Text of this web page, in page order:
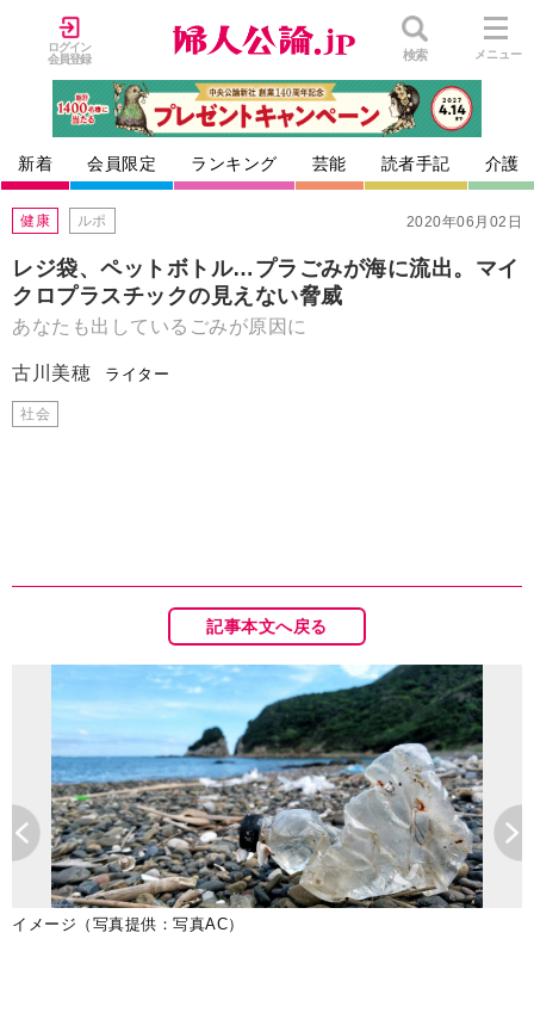
ログイン
会員登録
検索 メニュー
新着 会員限定 ランキング 芸能 読者手記 介護
2020年06月02日
健康 ルポ
レジ袋、ペットボトル…プラごみが海に流出。マイ
クロプラスチックの見えない脅威
あなたも出しているごみが原因に
古川美穂 ライター
社会
記事本文へ戻る
イメージ（写真提供：写真AC）